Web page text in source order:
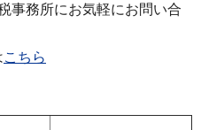
事務所にお気軽にお問い合
こちら